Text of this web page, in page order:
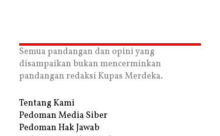
Semua pandangan dan opini yang
disampaikan bukan mencerminkan
pandangan redaksi Kupas Merdeka.
Tentang Kami
Pedoman Media Siber
Pedoman Hak Jawab